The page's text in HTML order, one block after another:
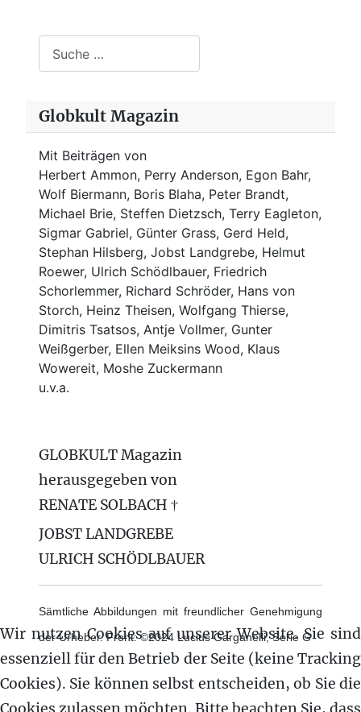
Globkult Magazin
Mit Beiträgen von
Herbert Ammon, Perry Anderson, Egon Bahr,
Wolf Biermann, Boris Blaha, Peter Brandt,
Michael Brie, Steffen Dietzsch, Terry Eagleton,
Sigmar Gabriel, Günter Grass, Gerd Held,
Stephan Hilsberg, Jobst Landgrebe, Helmut
Roewer, Ulrich Schödlbauer, Friedrich
Schorlemmer, Richard Schröder, Hans von
Storch, Heinz Theisen, Wolfgang Thierse,
Dimitris Tsatsos, Antje Vollmer, Gunter
Weißgerber, Ellen Meiksins Wood, Klaus
Wowereit, Moshe Zuckermann
u.v.a.
GLOBKULT Magazin
herausgegeben von
RENATE SOLBACH †
JOBST LANDGREBE
ULRICH SCHÖDLBAUER
Sämtliche Abbildungen mit freundlicher Genehmigung
der Urheber. Front: ©2024 Lucius Garganelli, Serie G
Wir nutzen Cookies auf unserer Website. Sie sind
essenziell für den Betrieb der Seite (keine Tracking
Cookies). Sie können selbst entscheiden, ob Sie die